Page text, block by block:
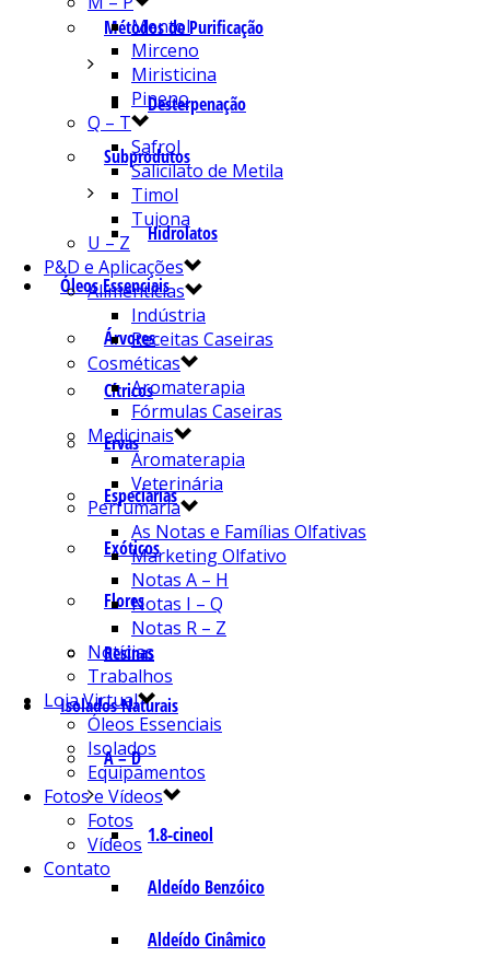
Métodos de Purificação
Desterpenação
Subprodutos
Hidrolatos
Óleos Essenciais
Árvores
Cítricos
Ervas
Especiarias
Exóticos
Flores
Resinas
Isolados Naturais
A – D
1.8-cineol
Aldeído Benzóico
Aldeído Cinâmico
Mentol
Mirceno
Miristicina
Pineno
Q – T
Safrol
Salicilato de Metila
Timol
Tujona
U – Z
P&D e Aplicações
Alimentícias
Indústria
Receitas Caseiras
Cosméticas
Aromaterapia
Fórmulas Caseiras
Medicinais
Aromaterapia
Veterinária
Perfumaria
As Notas e Famílias Olfativas
Marketing Olfativo
Notas A – H
Notas I – Q
Notas R – Z
Notícias
Trabalhos
Loja Virtual
Óleos Essenciais
Isolados
Equipamentos
Fotos e Vídeos
Fotos
Vídeos
Contato